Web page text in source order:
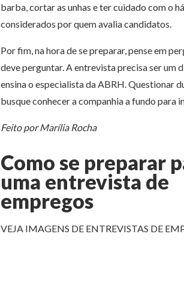
barba, cortar as unhas e ter cuidado com o
considerados por quem avalia candidatos.
Por fim, na hora de se preparar, pense em
deve perguntar. A entrevista precisa ser um
ensina o especialista da ABRH. Questionar
busque conhecer a companhia a fundo para
Feito por Marília Rocha
Como se preparar
uma entrevista de
empregos
VEJA IMAGENS DE ENTREVISTAS DE